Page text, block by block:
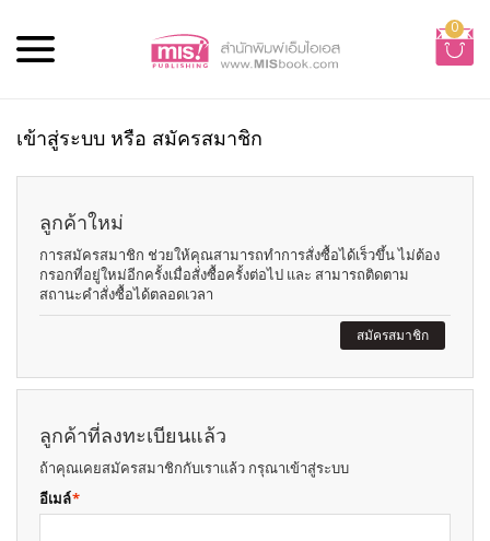
0
เข้าสู่ระบบ หรือ สมัครสมาชิก
ลูกค้าใหม่
การสมัครสมาชิก ช่วยให้คุณสามารถทำการสั่งซื้อได้เร็วขึ้น ไม่ต้อง
กรอกที่อยู่ใหม่อีกครั้งเมื่อสั่งซื้อครั้งต่อไป และ สามารถติดตาม
สถานะคำสั่งซื้อได้ตลอดเวลา
สมัครสมาชิก
ลูกค้าที่ลงทะเบียนแล้ว
ถ้าคุณเคยสมัครสมาชิกกับเราแล้ว กรุณาเข้าสู่ระบบ
*
อีเมล์